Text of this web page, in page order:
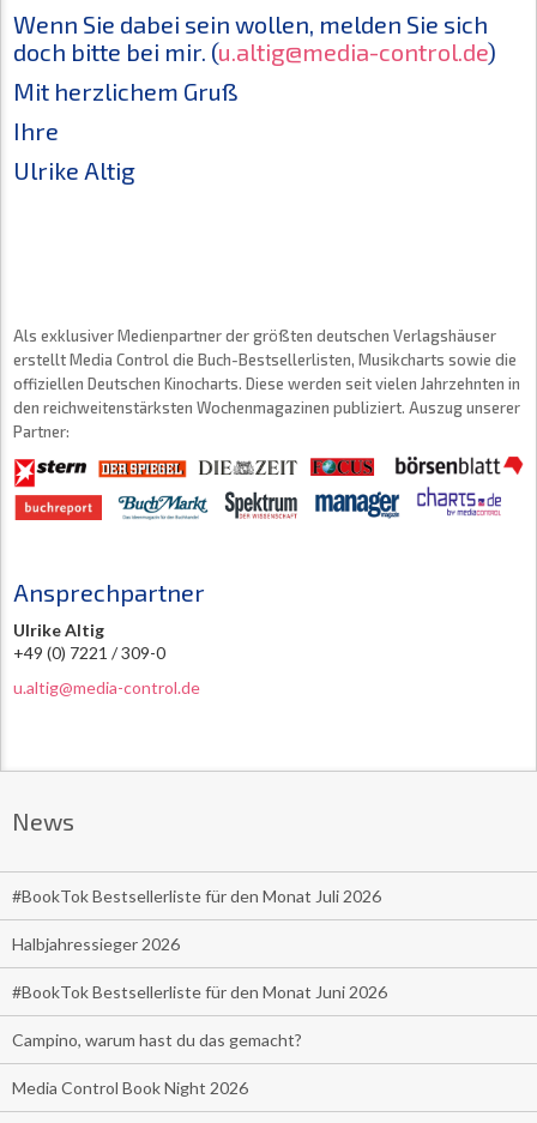
Wenn Sie dabei sein wollen, melden Sie sich
doch bitte bei mir. (u.altig@media-control.de)
Mit herzlichem Gruß
Ihre
Ulrike Altig
Als exklusiver Medienpartner der größten deutschen Verlagshäuser
erstellt Media Control die Buch-Bestsellerlisten, Musikcharts sowie die
offiziellen Deutschen Kinocharts. Diese werden seit vielen Jahrzehnten in
den reichweitenstärksten Wochenmagazinen publiziert. Auszug unserer
Partner:
Ansprechpartner
Ulrike Altig
+49 (0) 7221 / 309-0
u.altig@media-control.de
News
#BookTok Bestsellerliste für den Monat Juli 2026
Halbjahressieger 2026
#BookTok Bestsellerliste für den Monat Juni 2026
Campino, warum hast du das gemacht?
Media Control Book Night 2026